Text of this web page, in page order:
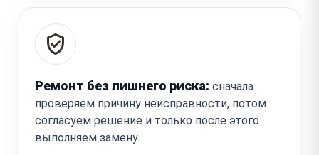
Ремонт без лишнего риска: сначала
проверяем причину неисправности, потом
согласуем решение и только после этого
выполняем замену.